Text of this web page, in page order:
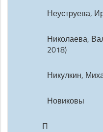
Неуструева,
Николаева,
2018)
Никулкин,
Новиковы
П